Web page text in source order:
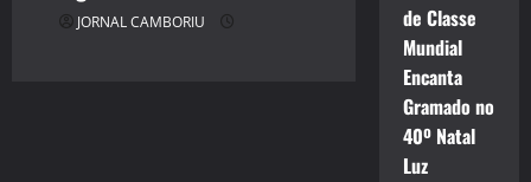
JORNAL CAMBORIU
de Classe
Mundial
Encanta
Gramado no
40º Natal
Luz